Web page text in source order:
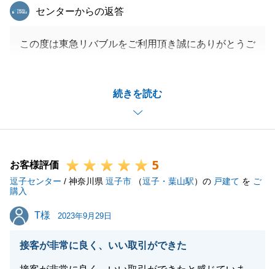
続きを読む
東急リバブル
センターからの返答
この度は東急リバブルをご利用頂き誠にありがとうご
今後もお困りごとがございましたら、何でもお申しつ
け頂ければと思います。
お客様評価 5
逗子センター / 神奈川県 逗子市 （逗子・葉山駅）の 戸建て を ご
購入
T様
T様 2023年9月29日
接客が非常に良く、いい取引ができた